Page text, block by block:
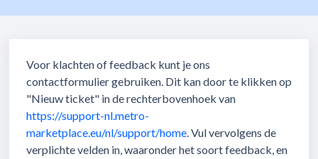
Voor klachten of feedback kunt je ons
contactformulier gebruiken. Dit kan door te klikken op
"Nieuw ticket" in de rechterbovenhoek van
https://support-nl.metro-
marketplace.eu/nl/support/home. Vul vervolgens de
verplichte velden in, waaronder het soort feedback, en